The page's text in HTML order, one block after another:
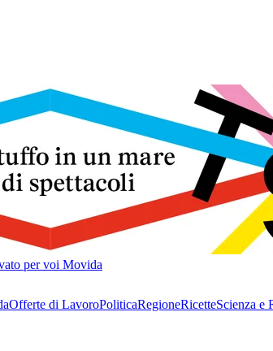
per voi Movida
Offerte di LavoroPoliticaRegioneRicetteScienza e